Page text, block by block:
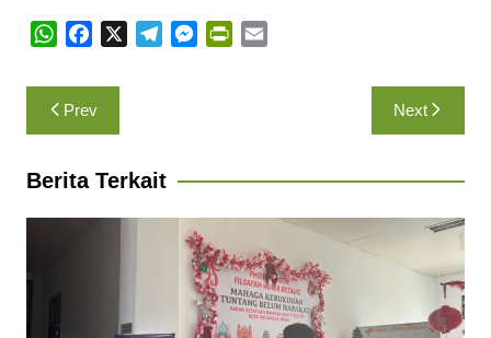
W
a
t
s
p
p
c
e
b
o
k
a
m
M
e
r
i
n
d
Navigasi
pos
Prev Next
Berita Terkait